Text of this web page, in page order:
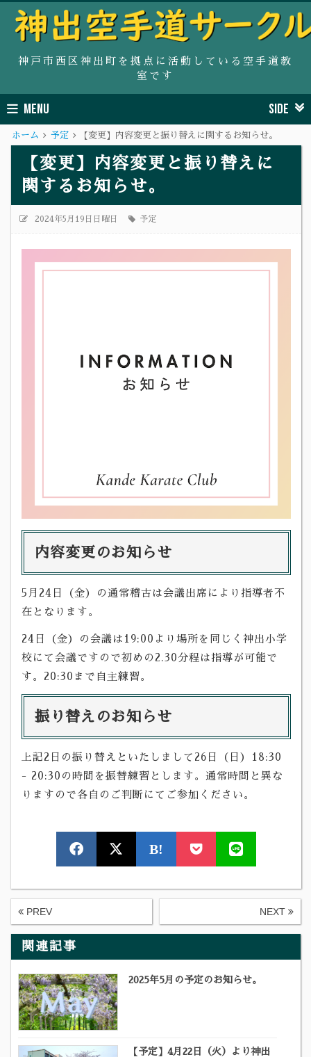
神戸市西区神出町を拠点に活動している空手道教
室です
MENU SIDE
ホーム 予定 【変更】内容変更と振り替えに関するお知らせ。
【変更】内容変更と振り替えに
関するお知らせ。
2024年5月19日日曜日 予定
内容変更のお知らせ
5月24日（金）の通常稽古は会議出席により指導者不
在となります。
24日（金）の会議は19:00より場所を同じく神出小学
校にて会議ですので初めの2.30分程は指導が可能で
す。20:30まで自主練習。
振り替えのお知らせ
上記2日の振り替えといたしまして26日（日）18:30
- 20:30の時間を振替練習とします。通常時間と異な
りますので各自のご判断にてご参加ください。
B!
PREV NEXT
関連記事
2025年5月の予定のお知らせ。
【予定】4月22日（火）より神出